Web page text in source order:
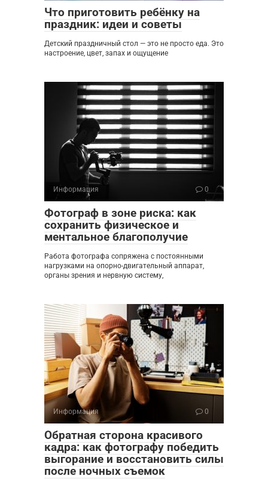
Что приготовить ребёнку на
праздник: идеи и советы
Детский праздничный стол — это не просто еда. Это
настроение, цвет, запах и ощущение
Информация 0
Фотограф в зоне риска: как
сохранить физическое и
ментальное благополучие
Работа фотографа сопряжена с постоянными
нагрузками на опорно-двигательный аппарат,
органы зрения и нервную систему,
Информация 0
Обратная сторона красивого
кадра: как фотографу победить
выгорание и восстановить силы
после ночных съемок